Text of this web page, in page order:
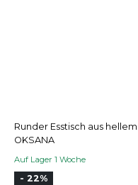
Runder Esstisch aus
OKSANA
Auf Lager 1 Woche
- 22%